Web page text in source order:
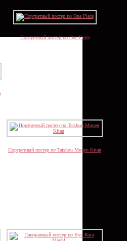
Портретный постер по One Piece
Портретный постер по Taishou Mugen Kitan